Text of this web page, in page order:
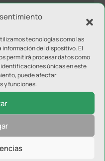
tecnologías como las
del dispositivo. El
permitirá procesar datos como
únicas en este
puede afectar
y funciones.